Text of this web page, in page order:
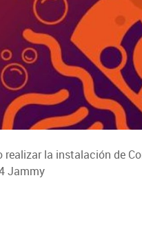
la instalación de
Jammy